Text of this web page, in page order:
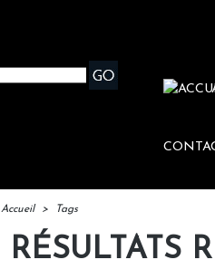
Accueil > Tags
RÉSULTATS